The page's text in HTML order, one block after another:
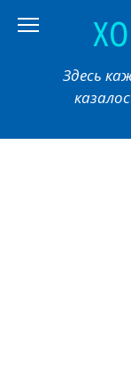
Здесь